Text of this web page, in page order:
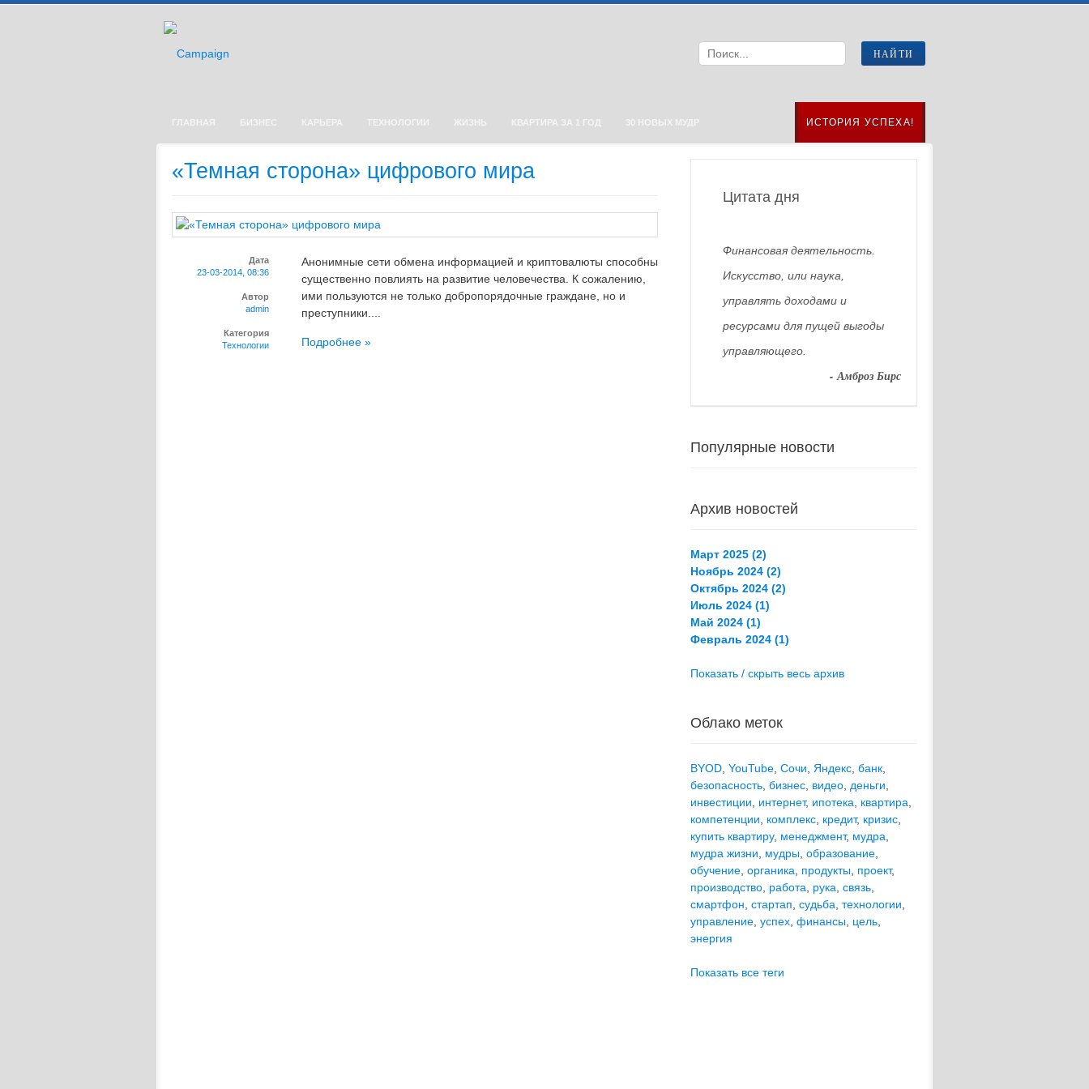
ГЛАВНАЯ БИЗНЕС КАРЬЕРА ТЕХНОЛОГИИ ЖИЗНЬ КВАРТИРА ЗА 1 ГОД 30 НОВЫХ МУДР ИСТОРИЯ УСПЕХА!
«Темная сторона» цифрового мира
Дата
23-03-2014, 08:36
Автор
admin
Категория
Технологии
Анонимные сети обмена информацией и криптовалюты способны
существенно повлиять на развитие человечества. К сожалению,
ими пользуются не только добропорядочные граждане, но и
преступники....
Подробнее »
Цитата дня
Финансовая деятельность.
Искусство, или наука,
управлять доходами и
ресурсами для пущей выгоды
управляющего.
- Амброз Бирс
Популярные новости
Архив новостей
Март 2025 (2)
Ноябрь 2024 (2)
Октябрь 2024 (2)
Июль 2024 (1)
Май 2024 (1)
Февраль 2024 (1)
Показать / скрыть весь архив
Облако меток
BYOD YouTube Сочи Яндекс банк
безопасность бизнес видео деньги
инвестиции
интернет, ипотека квартира
компетенции
комплекс кредит, кризис
купить квартиру, менеджмент, мудра
мудра жизни
мудры образование
обучение органика продукты проект,
производство работа рука связь
смартфон стартап судьба технологии
управление успех финансы цель
энергия
Показать все теги